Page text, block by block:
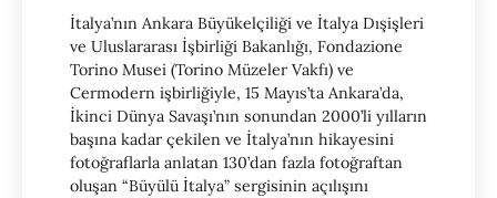
İtalya’nın Ankara Büyükelçiliği ve İtalya Dışişleri
ve Uluslararası İşbirliği Bakanlığı, Fondazione
Torino Musei (Torino Müzeler Vakfı) ve
Cermodern işbirliğiyle, 15 Mayıs’ta Ankara’da,
İkinci Dünya Savaşı’nın sonundan 2000’li yılların
başına kadar çekilen ve İtalya’nın hikayesini
fotoğraflarla anlatan 130’dan fazla fotoğraftan
oluşan “Büyülü İtalya” sergisinin açılışını